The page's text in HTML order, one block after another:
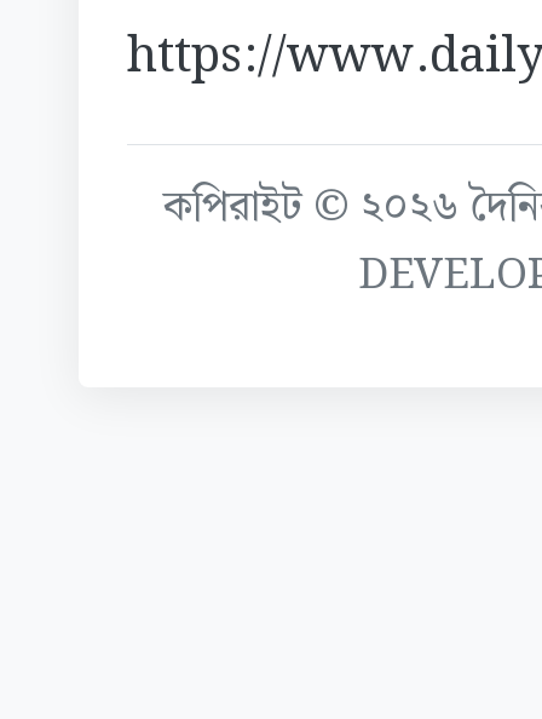
https://
কপিরাইট © ২০২৬